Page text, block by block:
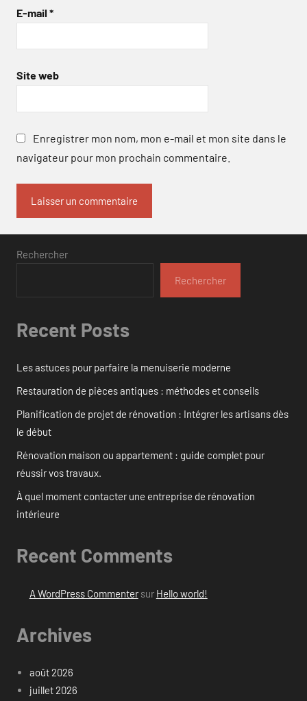
E-mail *
Site web
Enregistrer mon nom, mon e-mail et mon site dans le
navigateur pour mon prochain commentaire.
Rechercher
Rechercher
Recent Posts
Les astuces pour parfaire la menuiserie moderne
Restauration de pièces antiques : méthodes et conseils
Planification de projet de rénovation : Intégrer les artisans dès
le début
Rénovation maison ou appartement : guide complet pour
réussir vos travaux.
À quel moment contacter une entreprise de rénovation
intérieure
Recent Comments
A WordPress Commentersur Hello world!
Archives
août 2026
juillet 2026